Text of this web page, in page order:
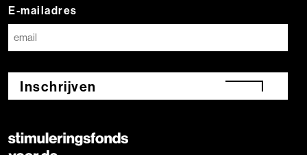
E-mailadres
Inschrijven